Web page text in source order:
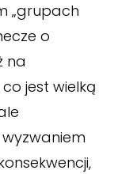
„grupach
o
na
jest wielką